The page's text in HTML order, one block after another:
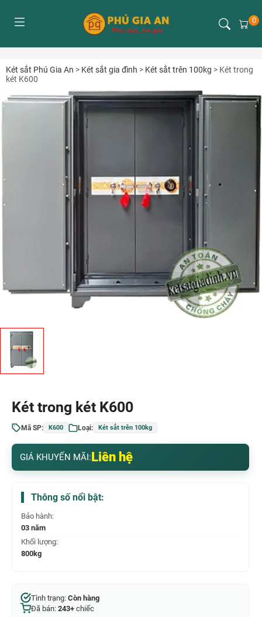
0
Két sắt Phú Gia An > Két sắt gia đình > Két sắt trên 100kg > Két trong
két K600
Két trong két K600
Mã SP: K600 Loại: Két sắt trên 100kg
GIÁ KHUYẾN MÃI: Liên hệ
Thông số nổi bật:
Bảo hành:
03 năm
Khối lượng:
800kg
Tình trạng: Còn hàng
Đã bán: 243+ chiếc